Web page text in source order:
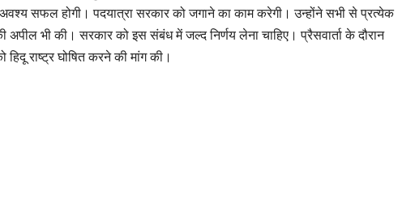
सफल होगी। पदयात्रा सरकार को जगाने का काम करेगी। उन्होंने सभी से प्रत्येक
भी की। सरकार को इस संबंध में जल्द निर्णय लेना चाहिए। प्रैसवार्ता के दौरान
राष्ट्र घोषित करने की मांग की।